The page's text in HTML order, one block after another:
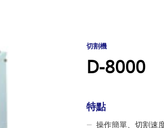
切割機
D-8000
特點
操作簡單、切割速